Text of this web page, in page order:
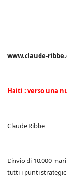
www.claude-
Haiti : verso una
Claude Ribbe
L’invio di 10.000
tutti i punti